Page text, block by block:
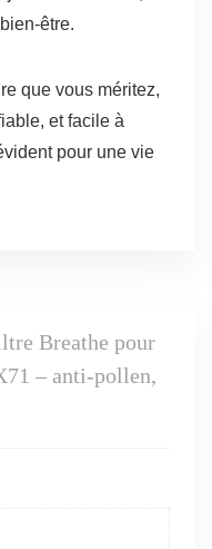
être.
que vous méritez,
et facile à
pour une vie
Breathe pour
– anti-pollen,